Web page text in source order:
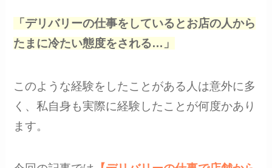
「デリバリーの仕事をしているとお店の人から
たまに冷たい態度をされる…」
このような経験をしたことがある人は意外に多
く、私自身も実際に経験したことが何度かあり
ます。